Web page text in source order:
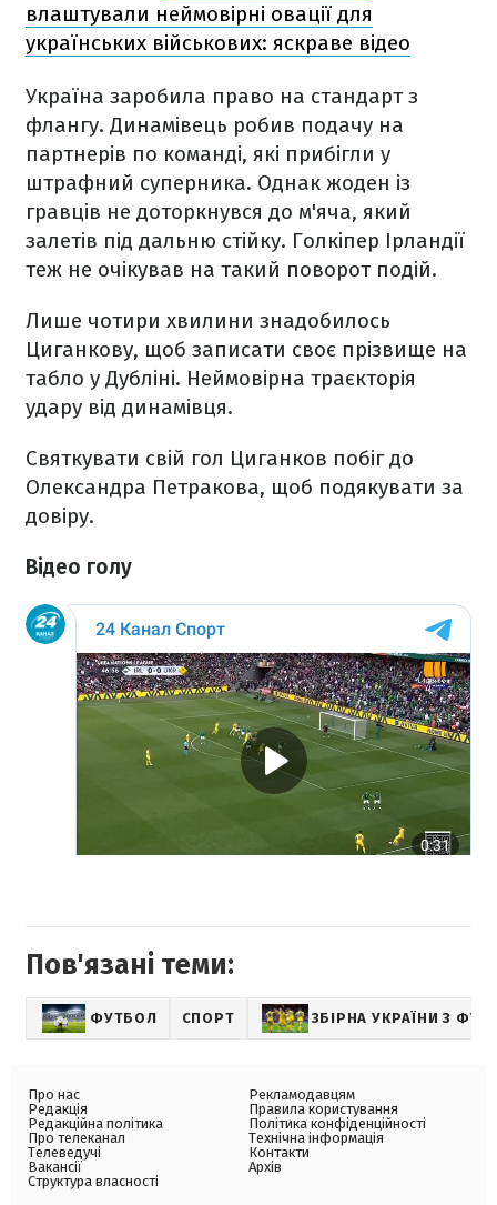
влаштували неймовірні овації для
українських військових: яскраве відео
Україна заробила право на стандарт з
флангу. Динамівець робив подачу на
партнерів по команді, які прибігли у
штрафний суперника. Однак жоден із
гравців не доторкнувся до м'яча, який
залетів під дальню стійку. Голкіпер Ірландії
теж не очікував на такий поворот подій.
Лише чотири хвилини знадобилось
Циганкову, щоб записати своє прізвище на
табло у Дубліні. Неймовірна траєкторія
удару від динамівця.
Святкувати свій гол Циганков побіг до
Олександра Петракова, щоб подякувати за
довіру.
Відео голу
Пов'язані теми:
ФУТБОЛ СПОРТ ЗБІРНА УКРАЇНИ З
Про нас
Редакція
Редакційна політика
Про телеканал
Телеведучі
Вакансії
Структура власності
Рекламодавцям
Правила користування
Політика конфіденційності
Технічна інформація
Контакти
Архів